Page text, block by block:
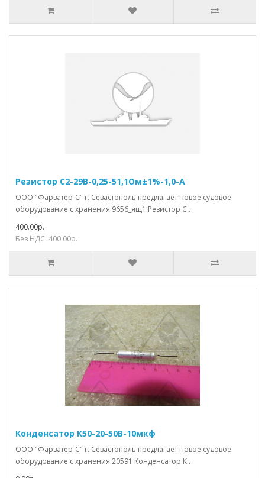
Резистор С2-29В-0,25-51,1Ом±1%-1,0-А
ООО "Фарватер-С" г. Севастополь предлагает новое судовое
оборудование с хранения:9656_ящ1 Резистор С..
400.00р.
Без НДС: 400.00р.
Конденсатор К50-20-50В-10мкф
ООО "Фарватер-С" г. Севастополь предлагает новое судовое
оборудование с хранения:20591 Конденсатор К..